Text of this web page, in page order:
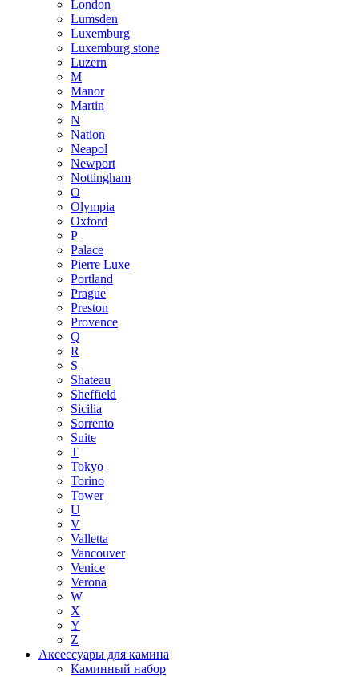
London
Lumsden
Luxemburg
Luxemburg stone
Luzern
M
Manor
Martin
N
Nation
Neapol
Newport
Nottingham
O
Olympia
Oxford
P
Palace
Pierre Luxe
Portland
Prague
Preston
Provence
Q
R
S
Shateau
Sheffield
Sicilia
Sorrento
Suite
T
Tokyo
Torino
Tower
U
V
Valletta
Vancouver
Venice
Verona
W
X
Y
Z
Аксессуары для камина
Каминный набор